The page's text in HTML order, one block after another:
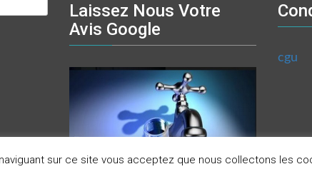
Laissez Nous Votre
Avis Google
cgu
sur ce site vous acceptez que nous collectons les